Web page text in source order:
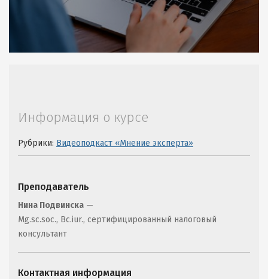
Информация о курсе
Рубрики: Видеоподкаст «Мнение эксперта»
Преподаватель
Нина Подвинска —
Mg.sc.soc., Bc.iur., сертифицированный налоговый
консультант
Контактная информация